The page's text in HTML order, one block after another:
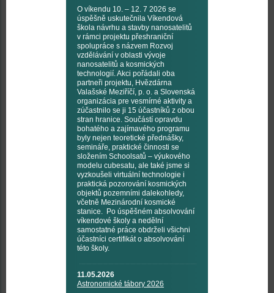
O víkendu 10. – 12. 7 2026 se
úspěšně uskutečnila Víkendová
škola návrhu a stavby nanosatelitů
v rámci projektu přeshraniční
spolupráce s názvem Rozvoj
vzdělávání v oblasti vývoje
nanosatelitů a kosmických
technologií. Akci pořádali oba
partneři projektu, Hvězdárna
Valašské Meziříčí, p. o. a Slovenská
organizácia pre vesmírné aktivity a
zúčastnilo se ji 15 účastníků z obou
stran hranice. Součástí opravdu
bohatého a zajímavého programu
byly nejen teoretické přednášky,
semináře, praktické činnosti se
složením Schoolsatů – výukového
modelu cubesatu, ale také jsme si
vyzkoušeli virtuální technologie i
praktická pozorování kosmických
objektů pozemními dalekohledy,
včetně Mezinárodní kosmické
stanice. Po úspěšném absolvování
víkendové školy a nedělní
samostatné práce obdrželi všichni
účastníci certifikát o absolvování
této školy.
11.05.2026
Astronomické tábory 2026